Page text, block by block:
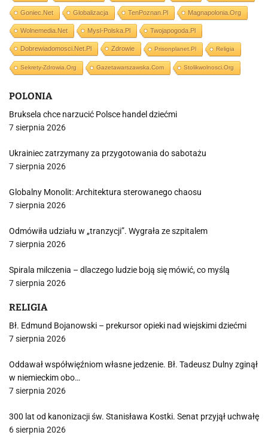
Goniec.net Globalizacja TenPoznan.pl Magnapolonia.org
Wolnemedia.net Mysl-Polska.pl Twojapogoda.pl
Dobrewiadomosci.net.pl Zdrowie Prisonplanet.pl Religia
Sekrety-Zdrowia.org Gazetawarszawska.com Stolikwolnosci.org
POLONIA
Bruksela chce narzucić Polsce handel dziećmi
7 sierpnia 2026
Ukrainiec zatrzymany za przygotowania do sabotażu
7 sierpnia 2026
Globalny Monolit: Architektura sterowanego chaosu
7 sierpnia 2026
Odmówiła udziału w „tranzycji”. Wygrała ze szpitalem
7 sierpnia 2026
Spirala milczenia – dlaczego ludzie boją się mówić, co myślą
7 sierpnia 2026
RELIGIA
Bł. Edmund Bojanowski – prekursor opieki nad wiejskimi dziećmi
7 sierpnia 2026
Oddawał współwięźniom własne jedzenie. Bł. Tadeusz Dulny zginął
w niemieckim obo…
7 sierpnia 2026
300 lat od kanonizacji św. Stanisława Kostki. Senat przyjął uchwałę
6 sierpnia 2026